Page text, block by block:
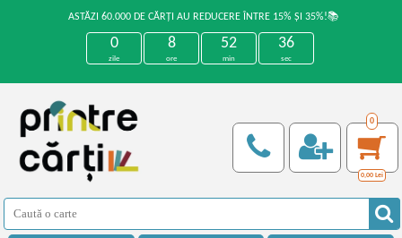
ASTĂZI 60.000 DE CĂRȚI AU REDUCERE ÎNTRE 15% ȘI 35%!📚
0
zile
8
ore
52
min
35
sec
0
0,00 Lei